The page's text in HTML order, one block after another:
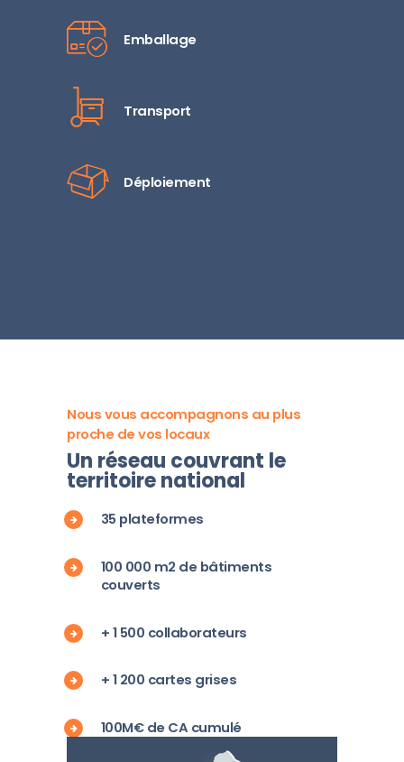
Emballage
Transport
Déploiement
Nous vous accompagnons au plus
proche de vos locaux
Un réseau couvrant le
territoire national
35 plateformes
100 000 m2 de bâtiments
couverts
+ 1 500 collaborateurs
+ 1 200 cartes grises
100M€ de CA cumulé